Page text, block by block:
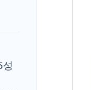
추'에 폭염 절정…서울
옥상서 불…30여분 만
수사' 악연으로 형사
성